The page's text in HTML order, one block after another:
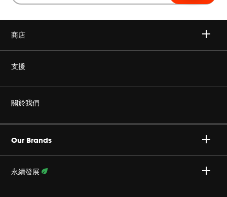
商店
無線
耳機
JBL Quantum 系列
支援
非仿冒
授權經銷商
關於我們
Our Brands
永續發展